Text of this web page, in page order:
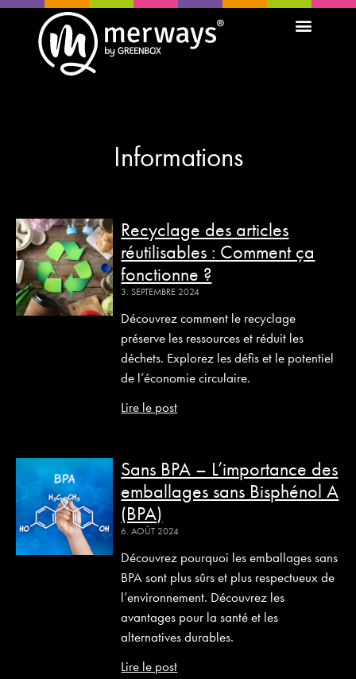
Informations
Recyclage des articles
réutilisables : Comment ça
fonctionne ?
3. SEPTEMBRE 2024
Découvrez comment le recyclage
préserve les ressources et réduit les
déchets. Explorez les défis et le potentiel
de l’économie circulaire.
Lire le post
Sans BPA – L’importance des
emballages sans Bisphénol A
(BPA)
6. AOÛT 2024
Découvrez pourquoi les emballages sans
BPA sont plus sûrs et plus respectueux de
l’environnement. Découvrez les
avantages pour la santé et les
alternatives durables.
Lire le post